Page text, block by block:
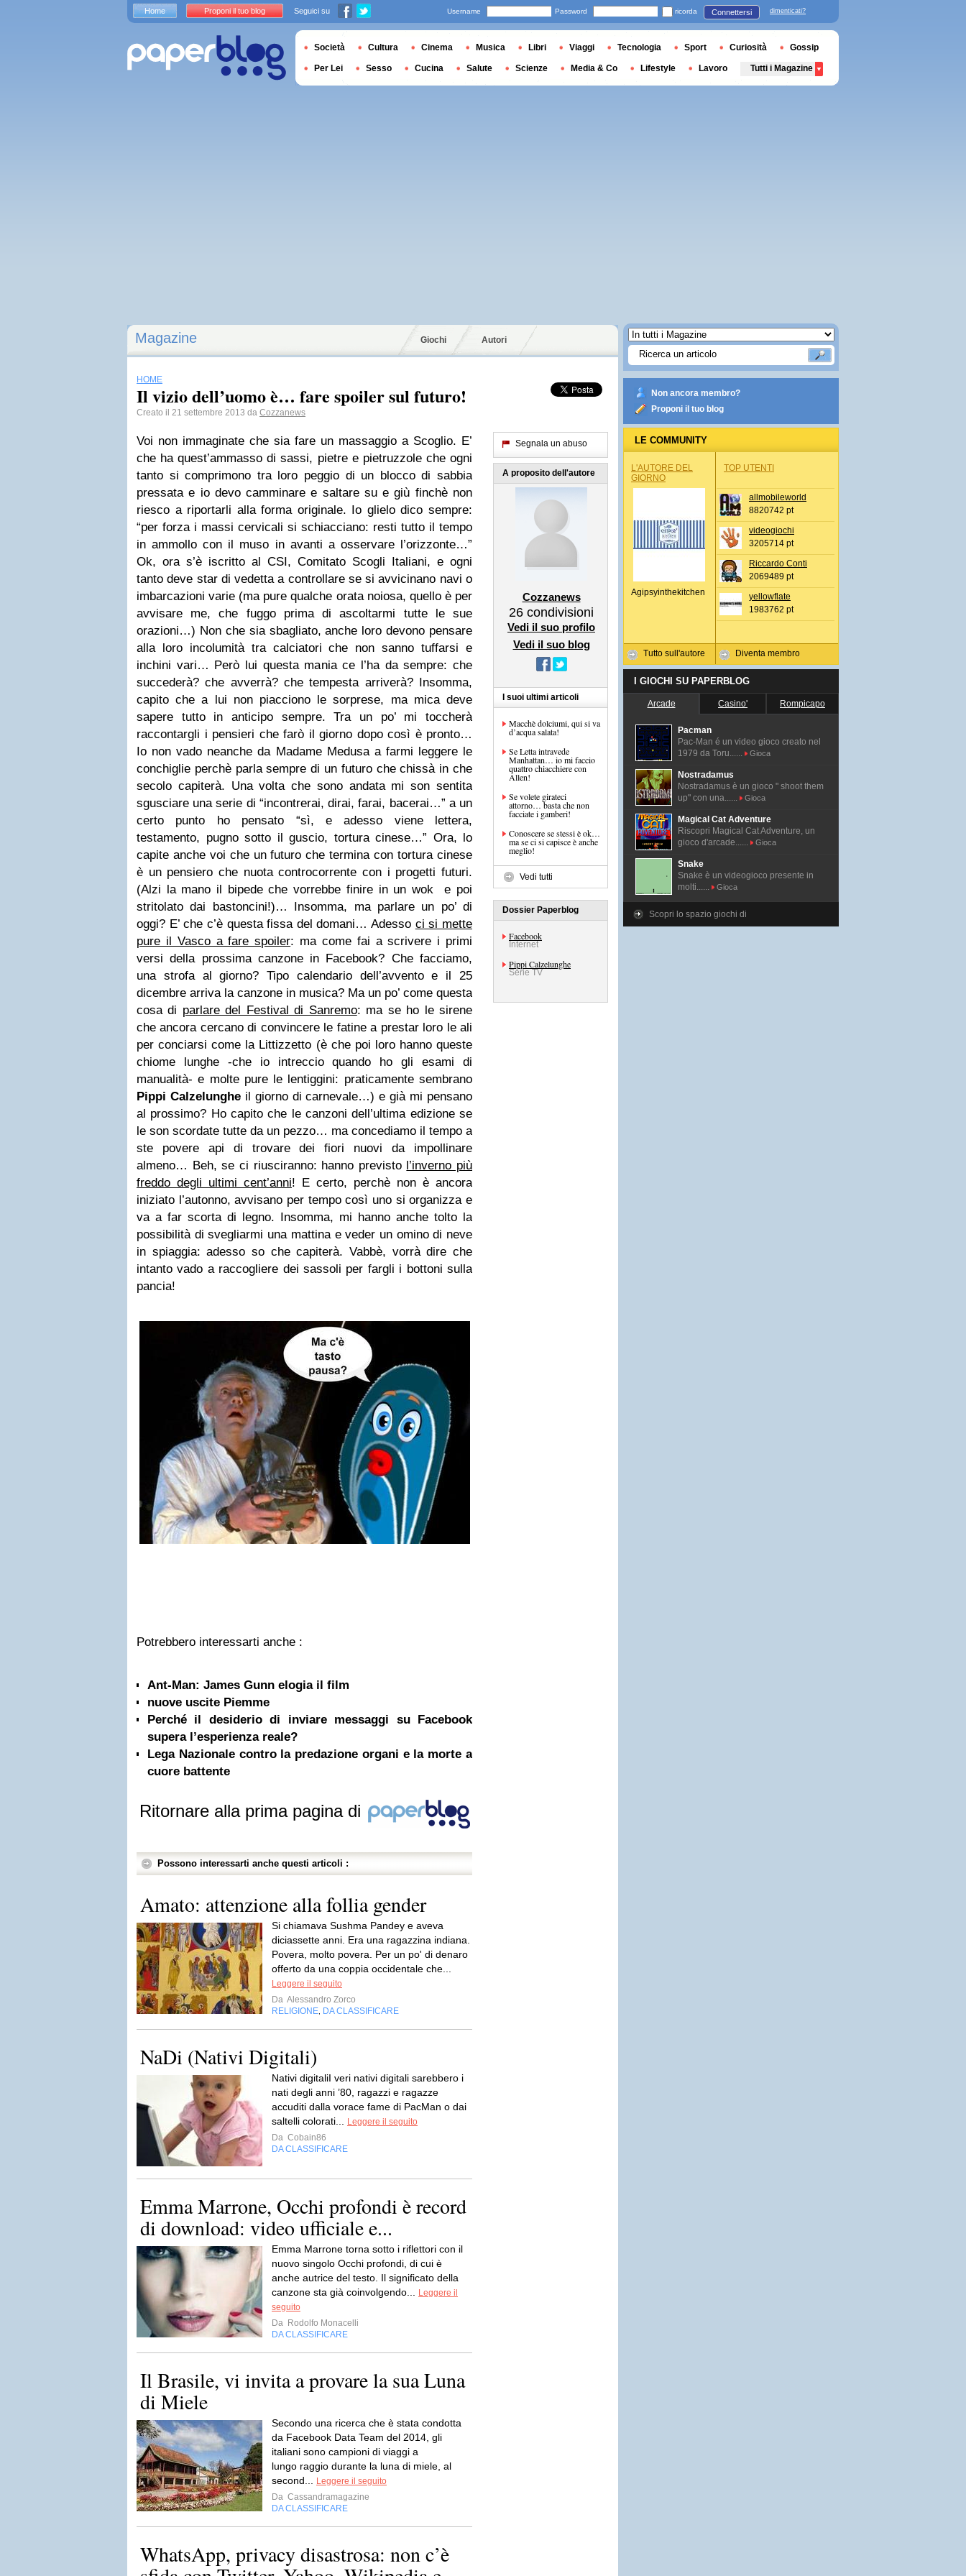
Magazine Giochi Autori
HOME
Il vizio dell’uomo è… fare spoiler sul futuro!
Creato il 21 settembre 2013 da Cozzanews
Voi non immaginate che sia fare un massaggio a Scoglio. E’
che ha quest’ammasso di sassi, pietre e pietruzzole che ogni
tanto si comprimono tra loro peggio di un blocco di sabbia
pressata e io devo camminare e saltare su e giù finchè non
riesco a riportarli alla forma originale. Io glielo dico sempre:
“per forza i massi cervicali si schiacciano: resti tutto il tempo
in ammollo con il muso in avanti a osservare l’orizzonte…”
Ok, ora s’è iscritto al CSI, Comitato Scogli Italiani, e ogni
tanto deve star di vedetta a controllare se si avvicinano navi o
imbarcazioni varie (ma pure qualche orata noiosa, quello è per
avvisare me, che fuggo prima di ascoltarmi tutte le sue
orazioni…) Non che sia sbagliato, anche loro devono pensare
alla loro incolumità tra calciatori che non sanno tuffarsi e
inchini vari… Però lui questa mania ce l’ha da sempre: che
succederà? che avverrà? che tempesta arriverà? Insomma,
capito che a lui non piacciono le sorprese, ma mica deve
sapere tutto in anticipo sempre. Tra un po’ mi toccherà
raccontargli i pensieri che farò il giorno dopo così è pronto…
Io non vado neanche da Madame Medusa a farmi leggere le
conchiglie perchè parla sempre di un futuro che chissà in che
secolo capiterà. Una volta che sono andata mi son sentita
sgusciare una serie di “incontrerai, dirai, farai, bacerai…” a un
certo punto ho pensato “sì, e adesso viene lettera,
testamento, pugno sotto il guscio, tortura cinese…” Ora, lo
capite anche voi che un futuro che termina con tortura cinese
è un pensiero che nuota controcorrente con i progetti futuri.
(Alzi la mano il bipede che vorrebbe finire in un wok e poi
stritolato dai bastoncini!)… Insomma, ma parlare un po’ di
oggi? E’ che c’è questa fissa del domani… Adesso ci si mette
pure il Vasco a fare spoiler: ma come fai a scrivere i primi
versi della prossima canzone in Facebook? Che facciamo,
una strofa al giorno? Tipo calendario dell’avvento e il 25
dicembre arriva la canzone in musica? Ma un po’ come questa
cosa di parlare del Festival di Sanremo: ma se ho le sirene
che ancora cercano di convincere le fatine a prestar loro le ali
per conciarsi come la Littizzetto (è che poi loro hanno queste
chiome lunghe -che io intreccio quando ho gli esami di
manualità- e molte pure le lentiggini: praticamente sembrano
Pippi Calzelungheil giorno di carnevale…) e già mi pensano
al prossimo? Ho capito che le canzoni dell’ultima edizione se
le son scordate tutte da un pezzo… ma concediamo il tempo a
ste povere api di trovare dei fiori nuovi da impollinare
almeno… Beh, se ci riusciranno: hanno previsto l’inverno più
freddo degli ultimi cent’anni! E certo, perchè non è ancora
iniziato l’autonno, avvisano per tempo così uno si organizza e
va a far scorta di legno. Insomma, mi hanno anche tolto la
possibilità di svegliarmi una mattina e veder un omino di neve
in spiaggia: adesso so che capiterà. Vabbè, vorrà dire che
intanto vado a raccogliere dei sassoli per fargli i bottoni sulla
pancia!
Potrebbero interessarti anche :
Ant-Man: James Gunn elogia il film
nuove uscite Piemme
Perché il desiderio di inviare messaggi su Facebook
supera l’esperienza reale?
Lega Nazionale contro la predazione organi e la morte a
cuore battente
Ritornare alla prima pagina di
Possono interessarti anche questi articoli :
Amato: attenzione alla follia gender
Si chiamava Sushma Pandey e aveva
diciassette anni. Era una ragazzina indiana.
Povera, molto povera. Per un po' di denaro
offerto da una coppia occidentale che...
Leggere il seguito
Da Alessandro Zorco
RELIGIONE DA CLASSIFICARE
NaDi (Nativi Digitali)
Nativi digitaliI veri nativi digitali sarebbero i
nati degli anni ’80, ragazzi e ragazze
accuditi dalla vorace fame di PacMan o dai
saltelli colorati...
Leggere il seguito
Da Cobain86
DA CLASSIFICARE
Emma Marrone, Occhi profondi è record
di download: video ufficiale e...
Emma Marrone torna sotto i riflettori con il
nuovo singolo Occhi profondi, di cui è
anche autrice del testo. Il significato della
canzone sta già coinvolgendo...
Leggere il
seguito
Da Rodolfo Monacelli
DA CLASSIFICARE
Il Brasile, vi invita a provare la sua Luna
di Miele
Secondo una ricerca che è stata condotta
da Facebook Data Team del 2014, gli
italiani sono campioni di viaggi a
lungo raggio durante la luna di miele, al
second...
Leggere il seguito
Da Cassandramagazine
DA CLASSIFICARE
WhatsApp, privacy disastrosa: non c’è
Segnala un abuso
A proposito dell'autore
Cozzanews
26 condivisioni
Vedi il suo profilo
Vedi il suo blog
I suoi ultimi articoli
Macchè dolciumi, qui si va
d’acqua salata!
Se Letta intravede
Manhattan… io mi faccio
quattro chiacchiere con
Allen!
Se volete girateci
attorno… basta che non
facciate i gamberi!
Conoscere se stessi è ok…
ma se ci si capisce è anche
meglio!
Vedi tutti
Dossier Paperblog
Facebook
Internet
Pippi Calzelunghe
Serie TV
Non ancora membro?
Proponi il tuo blog
LE COMMUNITY
L'AUTORE DEL
GIORNO
Agipsyinthekitchen
Tutto sull'autore
TOP UTENTI
allmobileworld
8820742 pt
videogiochi
3205714 pt
Riccardo Conti
2069489 pt
yellowflate
1983762 pt
Diventa membro
I GIOCHI SU PAPERBLOG
Arcade Casino' Rompicapo
Pacman
Pac-Man é un video gioco creato nel
1979 da Toru......
Gioca
Nostradamus
Nostradamus è un gioco " shoot them
up" con una......
Gioca
Magical Cat Adventure
Riscopri Magical Cat Adventure, un
gioco d'arcade......
Gioca
Snake
Snake è un videogioco presente in
molti......
Gioca
Scopri lo spazio giochi di
Home Proponi il tuo blog Seguici su Username Password ricorda Connettersi dimenticati?
Società Cultura Cinema Musica Libri Viaggi Tecnologia Sport Curiosità Gossip
Per Lei Sesso Cucina Salute Scienze Media & Co Lifestyle Lavoro Tutti i Magazine